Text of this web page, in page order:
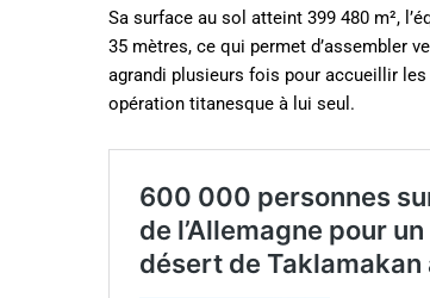
Sa surface au sol atteint 399 480 m²,
35 mètres, ce qui permet d’assembler
agrandi plusieurs fois pour accueillir les
opération titanesque à lui seul.